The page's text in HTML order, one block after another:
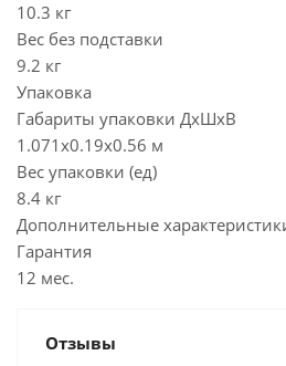
10.3 кг
Вес без подставки
9.2 кг
Упаковка
Габариты упаковки ДхШхВ
1.071x0.19x0.56 м
Вес упаковки (ед)
8.4 кг
Дополнительные
Гарантия
12 мес.
Отзывы